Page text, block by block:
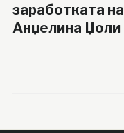
заработката на
Анџелина Џоли